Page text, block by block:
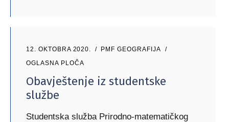
12. OKTOBRA 2020.
PMF GEOGRAFIJA
OGLASNA PLOČA
Obavještenje iz studentske
službe
Studentska služba Prirodno-matematičkog